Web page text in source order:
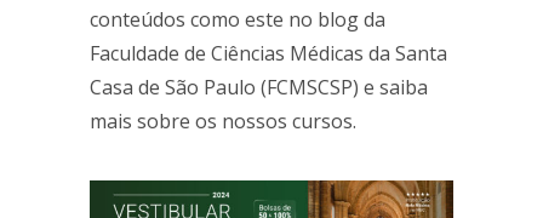
conteúdos como este no blog da
Faculdade de Ciências Médicas da Santa
Casa de São Paulo (FCMSCSP) e saiba
mais sobre os nossos cursos.